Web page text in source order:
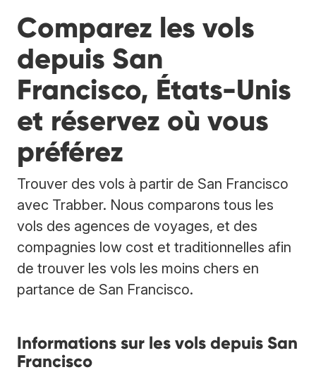
Comparez les vols
depuis San
Francisco, États-Unis
et réservez où vous
préférez
Trouver des vols à partir de San Francisco
avec Trabber. Nous comparons tous les
vols des agences de voyages, et des
compagnies low cost et traditionnelles afin
de trouver les vols les moins chers en
partance de San Francisco.
Informations sur les vols depuis San
Francisco